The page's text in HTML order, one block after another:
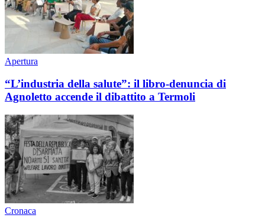
Apertura
“L’industria della salute”: il libro-denuncia di
Agnoletto accende il dibattito a Termoli
Cronaca